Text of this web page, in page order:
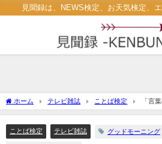
見聞録は、NEWS検定、お天気検定、
ホーム テレビ雑誌 ことば検定
「言
検定スマート】
ことば検定 テレビ雑誌 グッドモーニング